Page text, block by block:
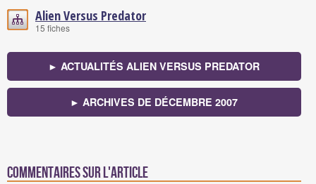
Alien Versus Predator
15 fiches
► ACTUALITÉS ALIEN VERSUS PREDATOR
► ARCHIVES DE DÉCEMBRE 2007
Commentaires sur l'article